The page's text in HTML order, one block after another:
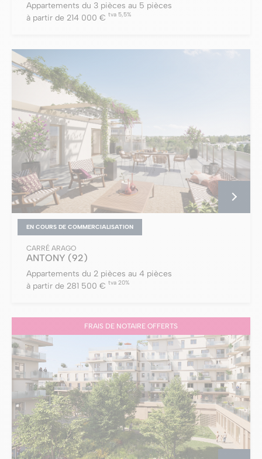
Appartements du 3 pièces au 5 pièces
à partir de 214 000 € tva 5,5%
EN COURS DE COMMERCIALISATION
CARRÉ ARAGO
ANTONY (92)
Appartements du 2 pièces au 4 pièces
à partir de 281 500 € tva 20%
FRAIS DE NOTAIRE OFFERTS